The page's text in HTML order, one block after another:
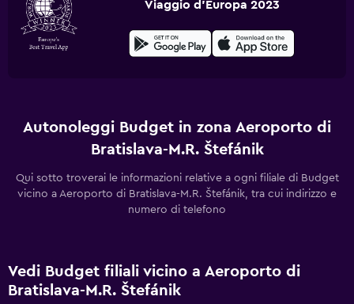
Viaggio d'Europa 2023
Autonoleggi Budget in zona Aeroporto di
Bratislava-M.R. Štefánik
Qui sotto troverai le informazioni relative a ogni filiale di Budget
vicino a Aeroporto di Bratislava-M.R. Štefánik, tra cui indirizzo e
numero di telefono
Vedi Budget filiali vicino a Aeroporto di
Bratislava-M.R. Štefánik